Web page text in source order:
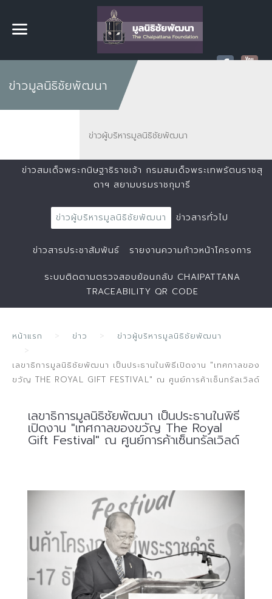
ข่าวมูลนิธิชัยพัฒนา
ข่าวผู้บริหารมูลนิธิชัยพัฒนา
ข่าวสมเด็จพระกนิษฐาธิราชเจ้า กรมสมเด็จพระเทพรัตนราชสุ
ดาฯ สยามบรมราชกุมารี
ข่าวผู้บริหารมูลนิธิชัยพัฒนา ข่าวสารทั่วไป
ข่าวสารประชาสัมพันธ์ รายงานความก้าวหน้าโครงการ
ระบบติดตามตรวจสอบย้อนกลับ CHAIPATTANA
TRACEABILITY QR CODE
หน้าแรก ข่าว ข่าวผู้บริหารมูลนิธิชัยพัฒนา
เลขาธิการมูลนิธิชัยพัฒนา เป็นประธานในพิธีเปิดงาน "เทศกาลของ
ขวัญ THE ROYAL GIFT FESTIVAL" ณ ศูนย์การค้าเซ็นทรัลเวิลด์
เลขาธิการมูลนิธิชัยพัฒนา เป็นประธานในพิธี
เปิดงาน "เทศกาลของขวัญ The Royal
Gift Festival" ณ ศูนย์การค้าเซ็นทรัลเวิลด์